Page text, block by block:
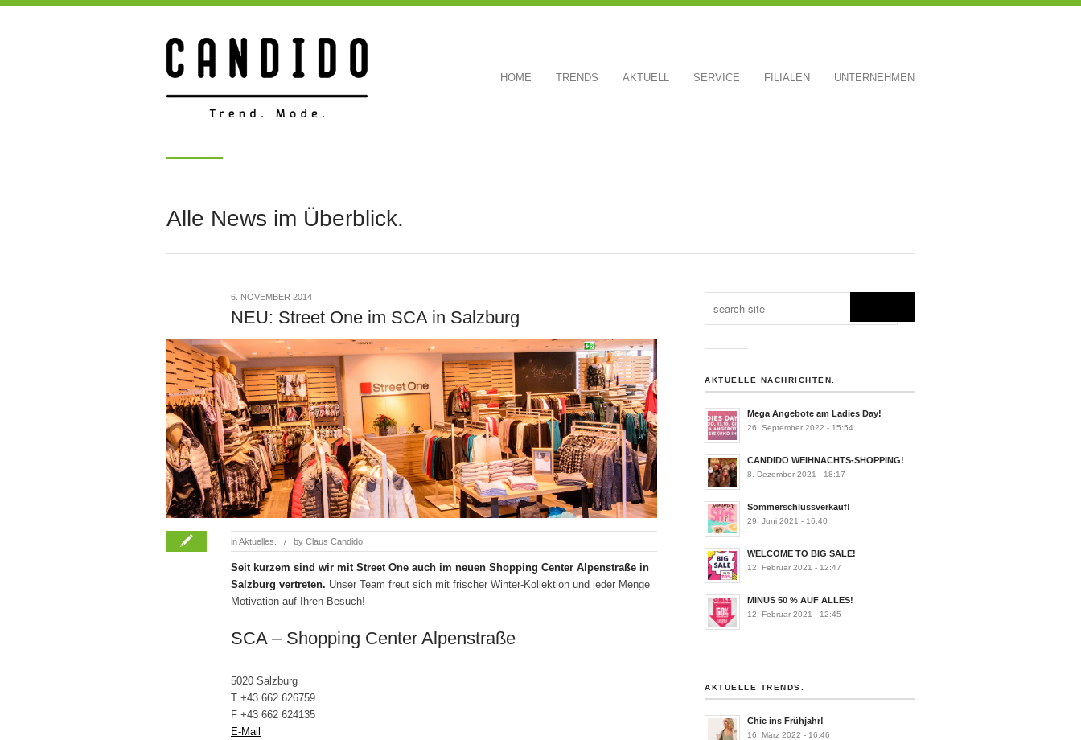
HOME TRENDS AKTUELL SERVICE FILIALEN UNTERNEHMEN
Alle News im Überblick.
NEU: Street One im SCA in Salzburg
inAktuelles. / by Claus Candido
6. NOVEMBER 2014
Seit kurzem sind wir mit Street One auch im neuen Shopping Center Alpenstraße in
Salzburg vertreten. Unser Team freut sich mit frischer Winter-Kollektion und jeder Menge
Motivation auf Ihren Besuch!
SCA – Shopping Center Alpenstraße
5020 Salzburg
T +43 662 626759
F +43 662 624135
E-Mail
AKTUELLE NACHRICHTEN.
Mega Angebote am Ladies Day!
26. September 2022 - 15:54
CANDIDO WEIHNACHTS-SHOPPING!
8. Dezember 2021 - 18:17
Sommerschlussverkauf!
29. Juni 2021 - 16:40
WELCOME TO BIG SALE!
12. Februar 2021 - 12:47
MINUS 50 % AUF ALLES!
12. Februar 2021 - 12:45
AKTUELLE TRENDS.
Chic ins Frühjahr!
16. März 2022 - 16:46